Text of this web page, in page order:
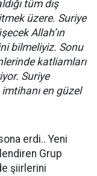
tüm dış
üzere. Suriye
Allah’ın
bilmeliyiz. Sonu
katliamları
Suriye
en güzel
erdi.. Yeni
Grup
şiirlerini